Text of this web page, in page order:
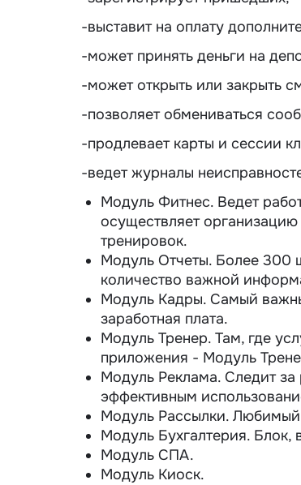
-выставит на оплату
-может принять деньги на
-может открыть или закрыть
-позволяет обмениваться
-продлевает карты и сессии
-ведет журналы
Модуль Фитнес. Ведет
осуществляет
тренировок.
Модуль Отчеты. Более 300
количество важной
Модуль Кадры. Самый
заработная плата.
Модуль Тренер. Там, где
приложения - Модуль
Модуль Реклама. Следит
эффективным
Модуль Рассылки. Любимый
Модуль Бухгалтерия.
Модуль СПА.
Модуль Киоск.